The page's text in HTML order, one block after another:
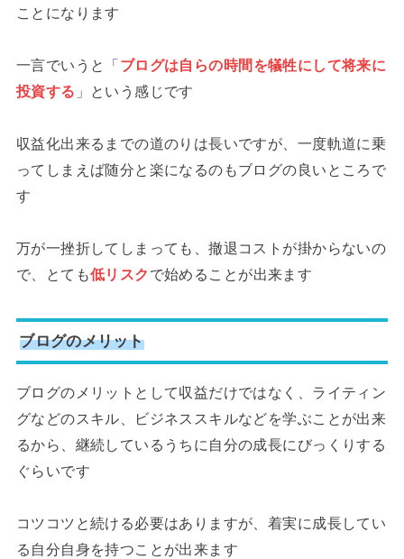
ことになります
一言でいうと「ブログは自らの時間を犠牲にして将来に
投資する 」という感じです
収益化出来るまでの道のりは長いですが、一度軌道に乗
ってしまえば随分と楽になるのもブログの良いところで
す
万が一挫折してしまっても、撤退コストが掛からないの
で、とても低リスク で始めることが出来ます
ブログのメリット
ブログのメリットとして収益だけではなく、ライティン
グなどのスキル、ビジネススキルなどを学ぶことが出来
るから、継続しているうちに自分の成長にびっくりする
ぐらいです
コツコツと続ける必要はありますが、着実に成長してい
る自分自身を持つことが出来ます